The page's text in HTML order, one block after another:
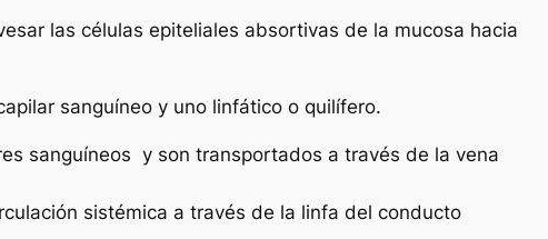
las células epiteliales absortivas de la mucosa hacia
sanguíneo y uno linfático o quilífero.
sanguíneos y son transportados a través de la vena
sistémica a través de la linfa del conducto